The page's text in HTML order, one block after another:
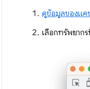
ดูข้อมูลของแค
เลือกทรัพยากร